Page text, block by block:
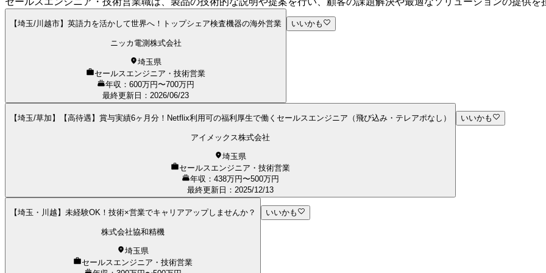
【埼玉/川越市】英語力を活かして世界へ！トップシェア検査機器の海外営業
ニッカ電測株式会社
埼玉県
セールスエンジニア・技術営業
年収：600万円〜700万円
最終更新日 ： 2026/06/23
いいかも
【埼玉/草加】【高待遇】賞与実績6ヶ月分！Netflix利用可の福利厚生で働くセールスエンジニア（飛び込み・テレアポなし）
アイメックス株式会社
埼玉県
セールスエンジニア・技術営業
年収：438万円〜500万円
最終更新日 ： 2025/12/13
いいかも
【埼玉・川越】未経験OK！技術×営業でキャリアアップしませんか？
株式会社協和精機
埼玉県
セールスエンジニア・技術営業
いいかも